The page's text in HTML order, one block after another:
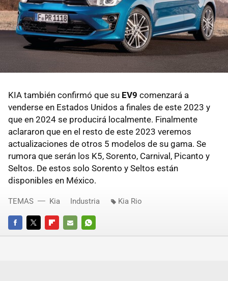
KIA también confirmó que su EV9 comenzará a
venderse en Estados Unidos a finales de este 2023 y
que en 2024 se producirá localmente. Finalmente
aclararon que en el resto de este 2023 veremos
actualizaciones de otros 5 modelos de su gama. Se
rumora que serán los K5, Sorento, Carnival, Picanto y
Seltos. De estos solo Sorento y Seltos están
disponibles en México.
FACEBOOKTWITTERFLIPBOARD
E-
WHATSAPP
TEMAS Kia Industria Kia Rio